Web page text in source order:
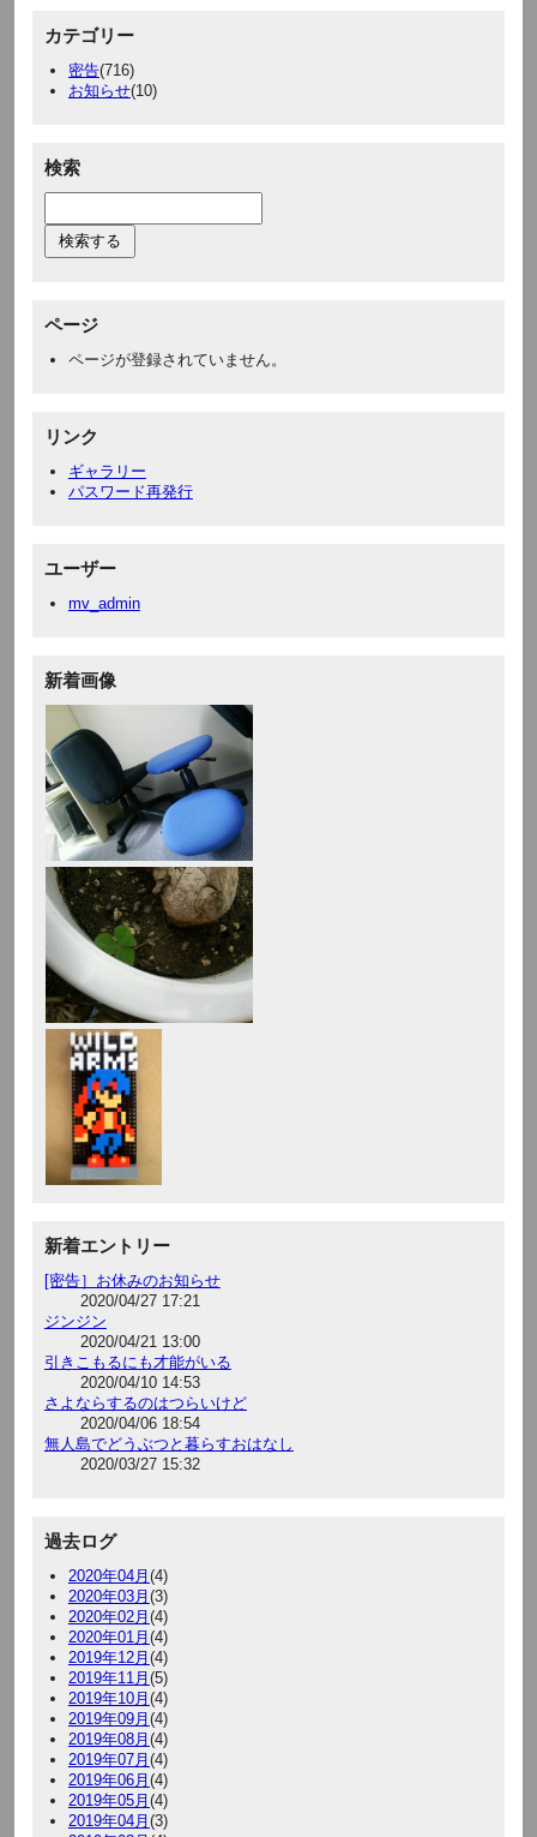
カテゴリー
密告(716)
お知らせ(10)
検索
ページ
ページが登録されていません。
リンク
ギャラリー
パスワード再発行
ユーザー
mv_admin
新着画像
新着エントリー
[密告］お休みのお知らせ
2020/04/27 17:21
ジンジン
2020/04/21 13:00
引きこもるにも才能がいる
2020/04/10 14:53
さよならするのはつらいけど
2020/04/06 18:54
無人島でどうぶつと暮らすおはなし
2020/03/27 15:32
過去ログ
2020年04月 (4)
2020年03月 (3)
2020年02月 (4)
2020年01月 (4)
2019年12月 (4)
2019年11月 (5)
2019年10月 (4)
2019年09月 (4)
2019年08月 (4)
2019年07月 (4)
2019年06月 (4)
2019年05月 (4)
2019年04月 (3)